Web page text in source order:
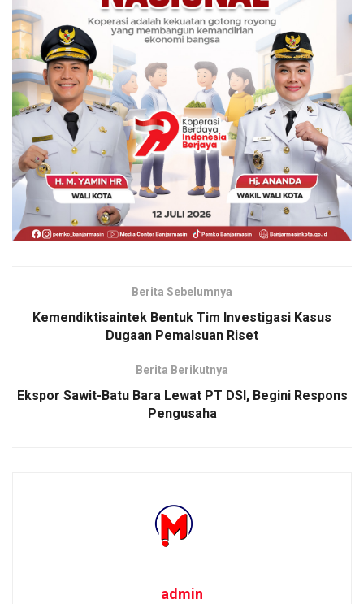
Berita Sebelumnya
Kemendiktisaintek Bentuk Tim Investigasi Kasus
Dugaan Pemalsuan Riset
Berita Berikutnya
Ekspor Sawit-Batu Bara Lewat PT DSI, Begini Respons
Pengusaha
admin